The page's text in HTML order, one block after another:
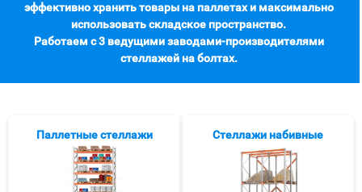
эффективно хранить товары на паллетах и максимально
использовать складское пространство.
Работаем с 3 ведущими заводами-производителями
стеллажей на болтах.
Паллетные стеллажи Стеллажи набивные